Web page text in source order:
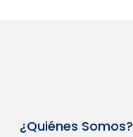
¿Quiénes Somos?